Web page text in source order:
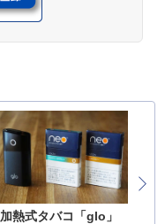
加熱式タバコ「glo」